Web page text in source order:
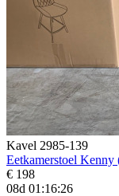
Kavel 2985-139
Eetkamerstoel Kenny
€ 198
08d 01:16:25